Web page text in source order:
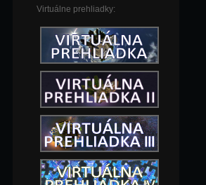
Virtuálne prehliadky: